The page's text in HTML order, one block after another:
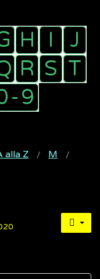
alla Z
M